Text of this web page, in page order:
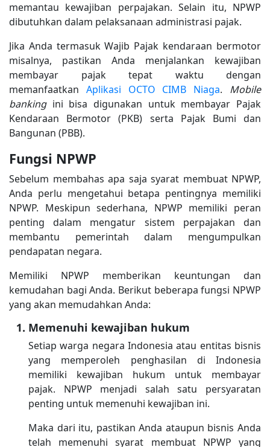
memantau kewajiban perpajakan. Selain itu, NPWP
dibutuhkan dalam pelaksanaan administrasi pajak.
Jika Anda termasuk Wajib Pajak kendaraan bermotor
misalnya, pastikan Anda menjalankan kewajiban
membayar pajak tepat waktu dengan
memanfaatkan Aplikasi OCTO CIMB Niaga. Mobile
banking ini bisa digunakan untuk membayar Pajak
Kendaraan Bermotor (PKB) serta Pajak Bumi dan
Bangunan (PBB).
Fungsi NPWP
Sebelum membahas apa saja syarat membuat NPWP,
Anda perlu mengetahui betapa pentingnya memiliki
NPWP. Meskipun sederhana, NPWP memiliki peran
penting dalam mengatur sistem perpajakan dan
membantu pemerintah dalam mengumpulkan
pendapatan negara.
Memiliki NPWP memberikan keuntungan dan
kemudahan bagi Anda. Berikut beberapa fungsi NPWP
yang akan memudahkan Anda:
Memenuhi kewajiban hukum
Setiap warga negara Indonesia atau entitas bisnis
yang memperoleh penghasilan di Indonesia
memiliki kewajiban hukum untuk membayar
pajak. NPWP menjadi salah satu persyaratan
penting untuk memenuhi kewajiban ini.
Maka dari itu, pastikan Anda ataupun bisnis Anda
telah memenuhi syarat membuat NPWP yang